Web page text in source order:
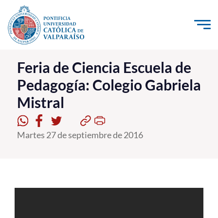
Click acá para ir directamente al contenido
La Universidad
Investigación, Creación e Innovación
PUCV Internacional
Vinculación con el Medio
Feria de Ciencia Escuela de
Pedagogía: Colegio Gabriela
Mistral
Martes 27 de septiembre de 2016